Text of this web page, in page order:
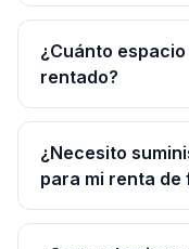
¿Cuánto
rentado?
¿Necesito
para mi renta de